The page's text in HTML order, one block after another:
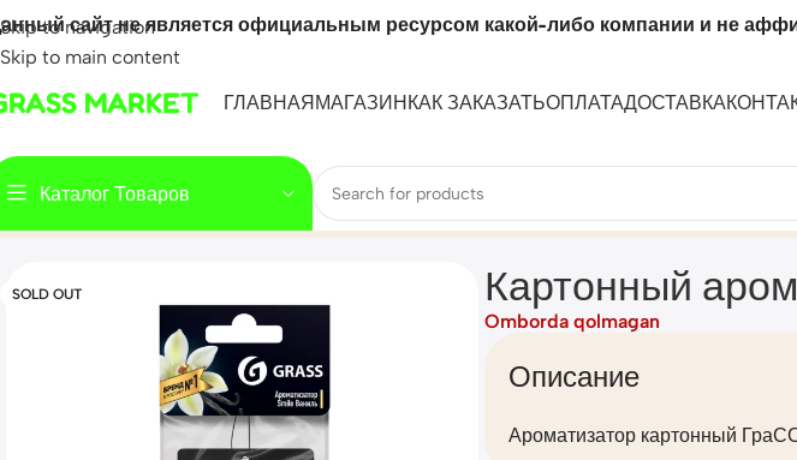
Skip to navigation
Skip to main content
сайт не является официальным ресурсом какой-либо компании и не
MARKET ГЛАВНАЯМАГАЗИНКАК ЗАКАЗАТЬОПЛАТАДОСТАВКА
Каталог Товаров
Картонный ароматизатор GRASS (ваниль)
SOLD OUT Картонный
Omborda qolmagan
Описание
Ароматизатор картонный